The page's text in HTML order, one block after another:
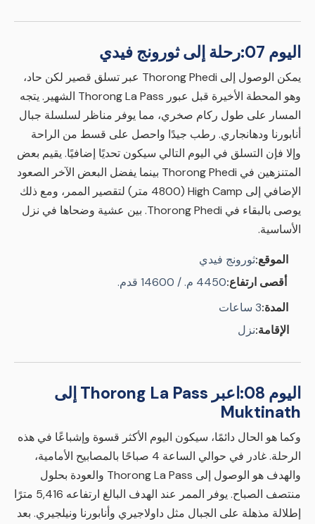
اليوم 07: رحلة إلى ثورونج فيدي
يمكن الوصول إلى Thorong Phedi عبر تسلق قصير لكن حاد،
وهو المحطة الأخيرة قبل عبور Thorong La Pass الشهير. يتجه
المسار على طول ركام صخري، مما يوفر مناظر لسلسلة جبال
أنابورنا ودهانجاري. رطب جيدًا واحصل على قسط من الراحة
وإلا فإن التسلق في اليوم التالي سيكون تحديًا إضافيًا. يقيم بعض
المتنزهين في Thorong Phedi بينما يفضل البعض الآخر الصعود
الإضافي إلى High Camp (4800 متر) لتقصير الممر، ومع ذلك
يوصى بالبقاء في Thorong Phedi. بين عشية وضحاها في نزل
الأساسية.
الموقع:ثورونج فيدي
أقصى ارتفاع:4450 م. / 14600 قدم.
المدة:3 ساعات
الإقامة:نزل
اليوم 08:
اعبر Thorong La Pass إلى
Muktinath
وكما هو الحال دائمًا، سيكون اليوم الأكثر قسوة وإشباعًا في هذه
الرحلة. غادر في حوالي الساعة 4 صباحًا بالمصابيح الأمامية،
والهدف هو الوصول إلى Thorong La Pass والعودة بحلول
منتصف الصباح. يوفر الممر عند الهدف البالغ ارتفاعه 5,416 مترًا
إطلالة مذهلة على الجبال مثل داولاجيري وأنابورنا ونيلجيري. بعد